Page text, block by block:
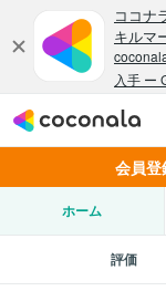
会員登
ホーム
評価